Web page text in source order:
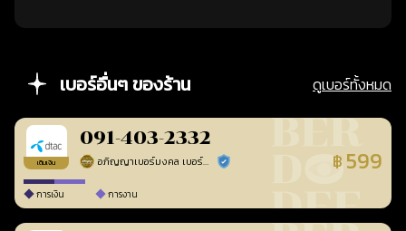
เบอร์อื่นๆ ของร้าน ดูเบอร์ทั้งหมด
เติมเงิน
091-403-2332
อภิญญาเบอร์มงคล เบอร์สวยเลขศาสตร์ ร้านยืนยันแล้ว ฿ 599
การเงิน การงาน